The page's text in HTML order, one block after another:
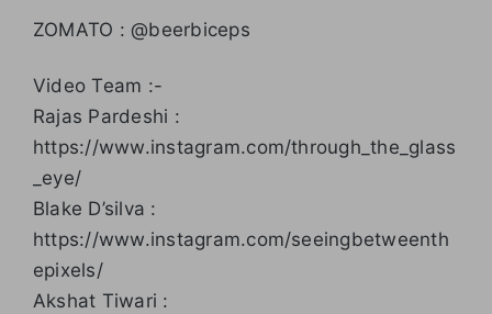
ZOMATO : @beerbiceps
Video Team :-
Rajas Pardeshi :
https://www.instagram.com/through_the_glass
_eye/
Blake D’silva :
https://www.instagram.com/seeingbetweenth
epixels/
Akshat Tiwari :